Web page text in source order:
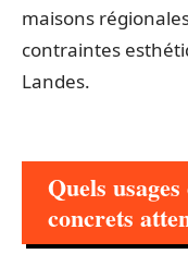
maisons
contraintes
Landes.
Quels
concrets